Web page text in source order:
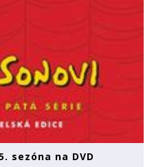
sezóna na DVD